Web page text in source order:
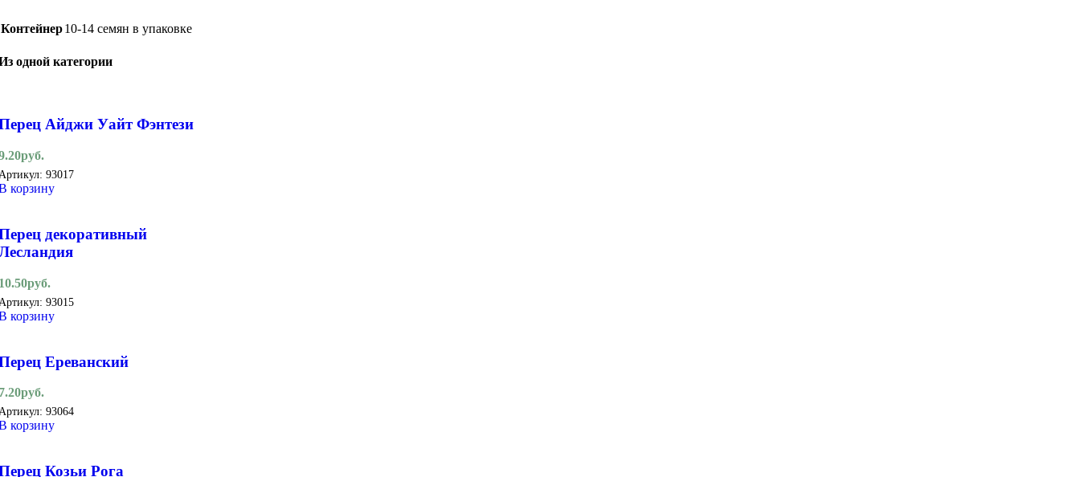
Контейнер10-14 семян в упаковке
одной категории
Айджи Уайт Фэнтези
руб.
93017
корзину
декоративный
руб.
93015
корзину
Ереванский
руб.
93064
корзину
Козьи Рога